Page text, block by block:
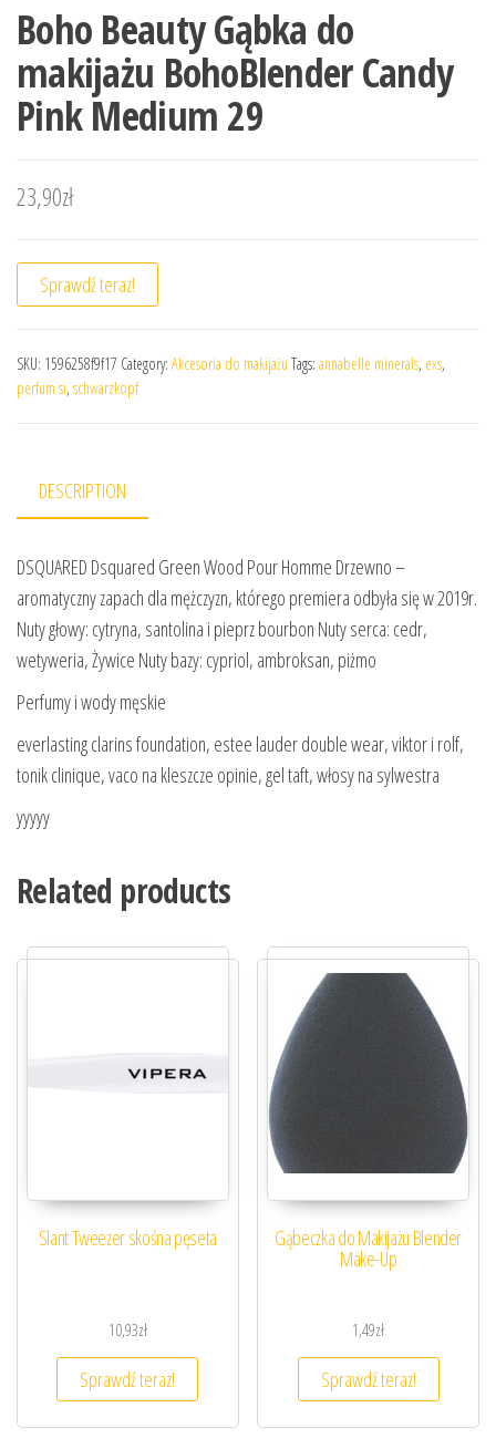
Boho Beauty Gąbka do
makijażu BohoBlender Candy
Pink Medium 29
23,90zł
Sprawdź teraz!
SKU: 1596258f9f17 Category: Akcesoria do makijażu Tags: annabelle minerals, exs,
perfum si, schwarzkopf
DESCRIPTION
DSQUARED Dsquared Green Wood Pour Homme Drzewno –
aromatyczny zapach dla mężczyzn, którego premiera odbyła się w 2019r.
Nuty głowy: cytryna, santolina i pieprz bourbon Nuty serca: cedr,
wetyweria, Żywice Nuty bazy: cypriol, ambroksan, piżmo
Perfumy i wody męskie
everlasting clarins foundation, estee lauder double wear, viktor i rolf,
tonik clinique, vaco na kleszcze opinie, gel taft, włosy na sylwestra
yyyyy
Related products
Slant Tweezer skośna pęseta
10,93zł
Sprawdź teraz!
Gąbeczka do Makijażu Blender
Make-Up
1,49zł
Sprawdź teraz!